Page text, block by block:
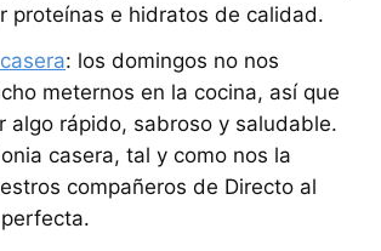
proteínas e hidratos de calidad.
: los domingos no nos
meternos en la cocina, así que
algo rápido, sabroso y saludable.
casera, tal y como nos la
compañeros de Directo al